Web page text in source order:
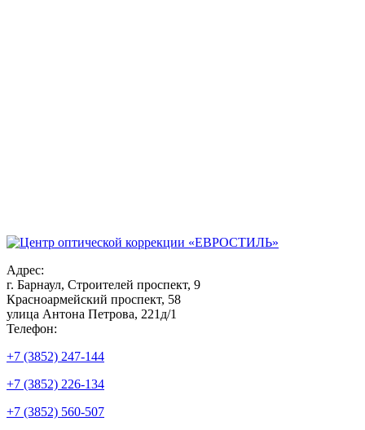
Адрес:
г. Барнаул, Строителей проспект, 9
Красноармейский проспект, 58
улица Антона Петрова, 221д/1
Телефон:
+7 (3852) 247-144
+7 (3852) 226-134
+7 (3852) 560-507